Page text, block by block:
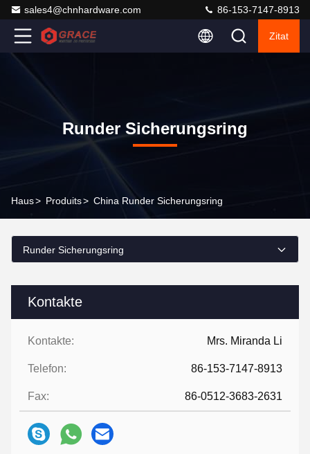
sales4@chnhardware.com 86-153-7147-8913
Zitat
Runder Sicherungsring
Haus> Produits> China Runder Sicherungsring
Kontakte
Kontakte: Mrs. Miranda Li
Telefon: 86-153-7147-8913
Fax: 86-0512-3683-2631
Runder Sicherungsring